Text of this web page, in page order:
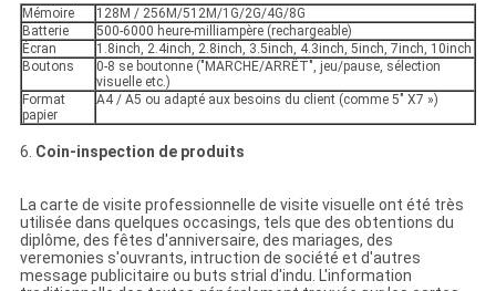
Mémoire
128M / 256M/512M/1G/2G/4G/8G
Batterie
500-6000 heure-milliampère (rechargeable)
Écran
1.8inch, 2.4inch, 2.8inch, 3.5inch, 4.3inch, 5inch, 7inch, 10inch
Boutons
0-8 se boutonne ("MARCHE/ARRÊT", jeu/pause, sélection
visuelle etc.)
Format
papier
A4 / A5 ou adapté aux besoins du client (comme 5" X7 »)
6. Coin-inspection de produits
La carte de visite professionnelle de visite visuelle ont été très
utilisée dans quelques occasings, tels que des obtentions du
diplôme, des fêtes d'anniversaire, des mariages, des
veremonies s'ouvrants, intruction de société et d'autres
message publicitaire ou buts strial d'indu. L'information